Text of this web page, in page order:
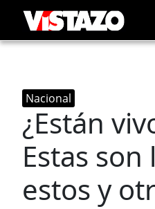
Nacional
¿Están
Estas
estos y